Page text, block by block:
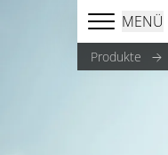
MENÜ
Produkte